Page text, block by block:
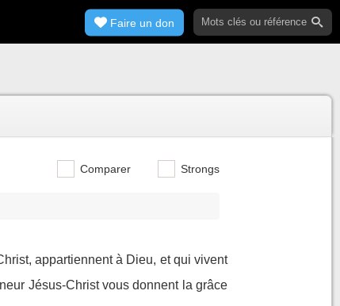
Faire un don
Comparer Strongs
appartiennent à Dieu, et qui vivent
Jésus-Christ vous donnent la grâce